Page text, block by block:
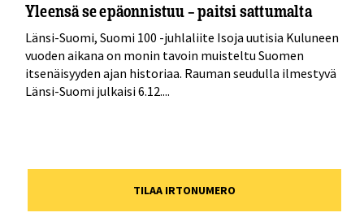
Yleensä se epäonnistuu – paitsi sattumalta
Länsi-Suomi, Suomi 100 -juhlaliite Isoja uutisia Kuluneen
vuoden aikana on monin tavoin muisteltu Suomen
itsenäisyyden ajan historiaa. Rauman seudulla ilmestyvä
Länsi-Suomi julkaisi 6.12....
TILAA IRTONUMERO